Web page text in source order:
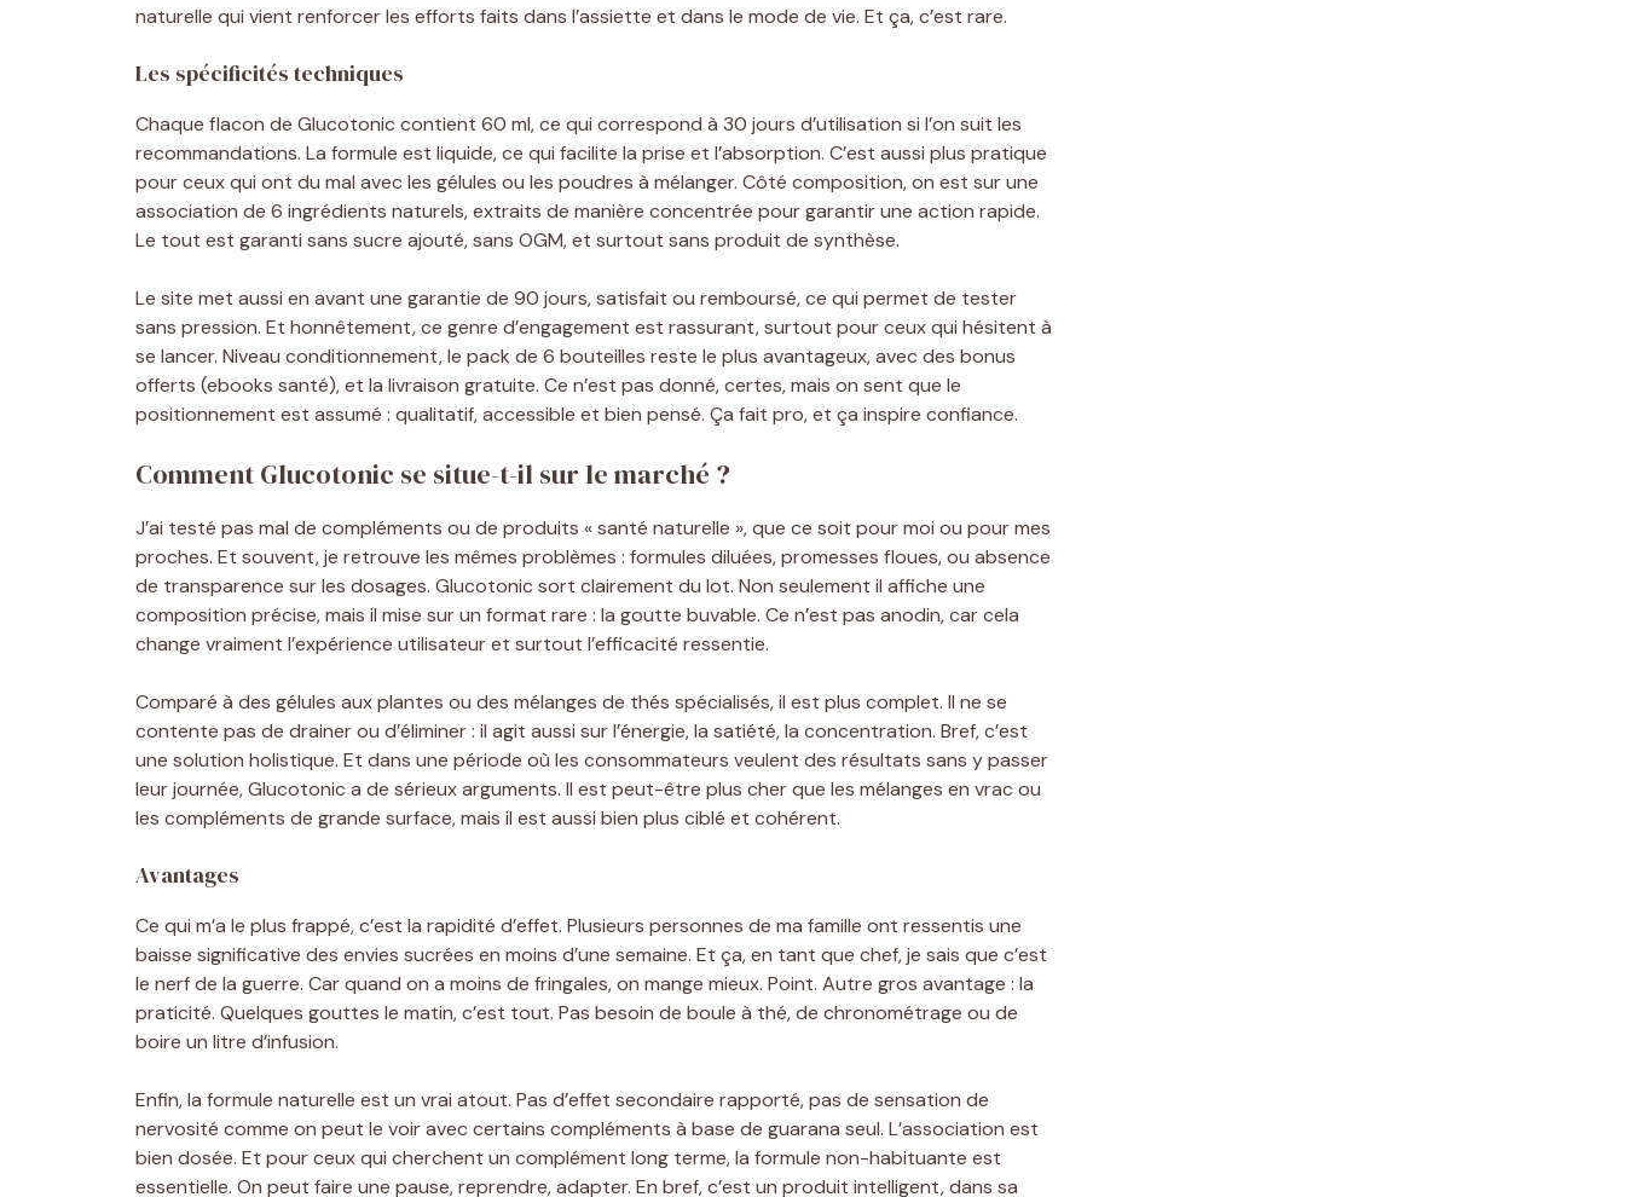
naturelle qui vient renforcer les efforts faits dans l’assiette et dans le mode de vie. Et ça, c’est rare.
Les spécificités techniques
Chaque flacon de Glucotonic contient 60 ml, ce qui correspond à 30 jours d’utilisation si l’on suit les
recommandations. La formule est liquide, ce qui facilite la prise et l’absorption. C’est aussi plus pratique
pour ceux qui ont du mal avec les gélules ou les poudres à mélanger. Côté composition, on est sur une
association de 6 ingrédients naturels, extraits de manière concentrée pour garantir une action rapide.
Le tout est garanti sans sucre ajouté, sans OGM, et surtout sans produit de synthèse.
Le site met aussi en avant une garantie de 90 jours, satisfait ou remboursé, ce qui permet de tester
sans pression. Et honnêtement, ce genre d’engagement est rassurant, surtout pour ceux qui hésitent à
se lancer. Niveau conditionnement, le pack de 6 bouteilles reste le plus avantageux, avec des bonus
offerts (ebooks santé), et la livraison gratuite. Ce n’est pas donné, certes, mais on sent que le
positionnement est assumé : qualitatif, accessible et bien pensé. Ça fait pro, et ça inspire confiance.
Comment Glucotonic se situe-t-il sur le marché ?
J’ai testé pas mal de compléments ou de produits « santé naturelle », que ce soit pour moi ou pour mes
proches. Et souvent, je retrouve les mêmes problèmes : formules diluées, promesses floues, ou absence
de transparence sur les dosages. Glucotonic sort clairement du lot. Non seulement il affiche une
composition précise, mais il mise sur un format rare : la goutte buvable. Ce n’est pas anodin, car cela
change vraiment l’expérience utilisateur et surtout l’efficacité ressentie.
Comparé à des gélules aux plantes ou des mélanges de thés spécialisés, il est plus complet. Il ne se
contente pas de drainer ou d’éliminer : il agit aussi sur l’énergie, la satiété, la concentration. Bref, c’est
une solution holistique. Et dans une période où les consommateurs veulent des résultats sans y passer
leur journée, Glucotonic a de sérieux arguments. Il est peut-être plus cher que les mélanges en vrac ou
les compléments de grande surface, mais il est aussi bien plus ciblé et cohérent.
Avantages
Ce qui m’a le plus frappé, c’est la rapidité d’effet. Plusieurs personnes de ma famille ont ressentis une
baisse significative des envies sucrées en moins d’une semaine. Et ça, en tant que chef, je sais que c’est
le nerf de la guerre. Car quand on a moins de fringales, on mange mieux. Point. Autre gros avantage : la
praticité. Quelques gouttes le matin, c’est tout. Pas besoin de boule à thé, de chronométrage ou de
boire un litre d’infusion.
Enfin, la formule naturelle est un vrai atout. Pas d’effet secondaire rapporté, pas de sensation de
nervosité comme on peut le voir avec certains compléments à base de guarana seul. L’association est
bien dosée. Et pour ceux qui cherchent un complément long terme, la formule non-habituante est
essentielle. On peut faire une pause, reprendre, adapter. En bref, c’est un produit intelligent, dans sa